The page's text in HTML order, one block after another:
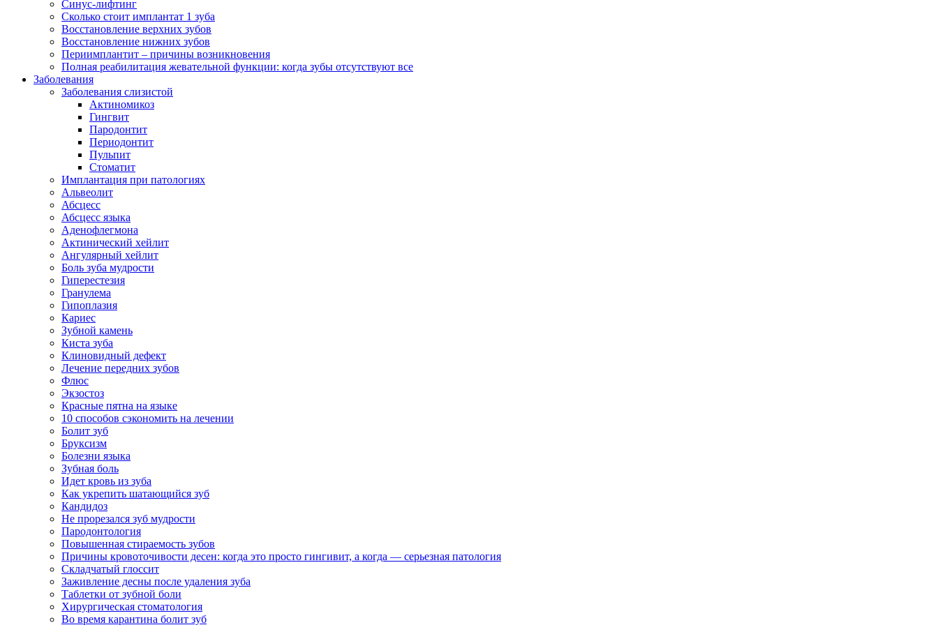
Синус-лифтинг
Сколько стоит имплантат 1 зуба
Восстановление верхних зубов
Восстановление нижних зубов
Периимплантит – причины возникновения
Полная реабилитация жевательной функции: когда зубы отсутствуют все
Заболевания
Заболевания слизистой
Актиномикоз
Гингвит
Пародонтит
Периодонтит
Пульпит
Стоматит
Имплантация при патологиях
Альвеолит
Абсцесс
Абсцесс языка
Аденофлегмона
Актинический хейлит
Ангулярный хейлит
Боль зуба мудрости
Гиперестезия
Гранулема
Гипоплазия
Кариес
Зубной камень
Киста зуба
Клиновидный дефект
Лечение передних зубов
Флюс
Экзостоз
Красные пятна на языке
10 способов сэкономить на лечении
Болит зуб
Бруксизм
Болезни языка
Зубная боль
Идет кровь из зуба
Как укрепить шатающийся зуб
Кандидоз
Не прорезался зуб мудрости
Пародонтология
Повышенная стираемость зубов
Причины кровоточивости десен: когда это просто гингивит, а когда — серьезная патология
Складчатый глоссит
Заживление десны после удаления зуба
Таблетки от зубной боли
Хирургическая стоматология
Во время карантина болит зуб